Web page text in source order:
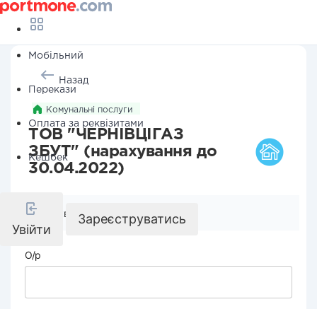
Мобільний
Перекази
Оплата за реквізитами
Кешбек
Увійти
Зареєструватись
Назад
Комунальні послуги
ТОВ "ЧЕРНІВЦІГАЗ
ЗБУТ" (нарахування до
30.04.2022)
Реквізити компанії
О/р